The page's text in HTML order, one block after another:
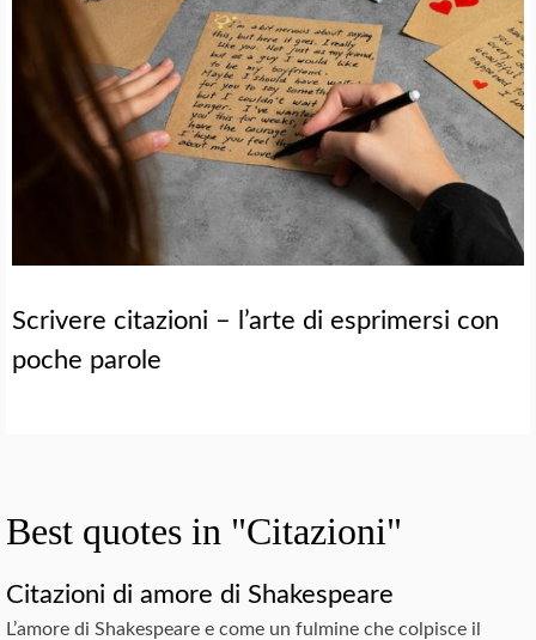
Scrivere citazioni – l’arte di esprimersi con
poche parole
Best quotes in "Citazioni"
Citazioni di amore di Shakespeare
L’amore di Shakespeare e come un fulmine che colpisce il